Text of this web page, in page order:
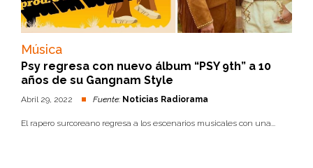
Música
Psy regresa con nuevo álbum “PSY 9th” a 10
años de su Gangnam Style
Abril 29, 2022 Fuente: Noticias Radiorama
El rapero surcoreano regresa a los escenarios musicales con una...